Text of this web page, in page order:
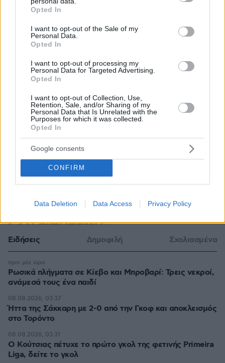
grant or deny consent to Google and its third-party tags to
use your data for below specified purposes in below Google
consent section.
Opted In
I want to opt-out of the Sale of my
Personal Data.
Opted In
I want to opt-out of processing my
Personal Data for Targeted Advertising.
Opted In
I want to opt-out of Collection, Use,
Retention, Sale, and/or Sharing of my
Personal Data that Is Unrelated with the
Purposes for which it was collected.
Opted In
Google consents
CONFIRM
Data Deletion Data Access Privacy Policy
* Υποχρεωτικά πεδία
ΡΟΗ ΕΙΔΗΣΕΩΝ
Ειδήσεις Δημοφιλή Σχολιασμένα
Ρωσικά πλήγματα σε Κίεβο και Μπροβαρί: Τρεις νεκροί,
ανάμεσά τους ένα παιδί
πριν μία ώρα
Ήττα της Σάκκαρη με 2-0 από την Γκοφ και αποκλεισμός
στο Τορόντο
08.08.2026, 03:37
Ο Κούτσιας πέτυχε το πρώτο γκολ της φετινής Primeira
Liga, δείτε το γκολ
08.08.2026, 03:31